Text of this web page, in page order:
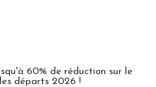
60% de réduction sur le
départs 2026 !